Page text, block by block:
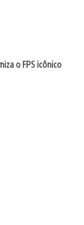
o FPS icônico